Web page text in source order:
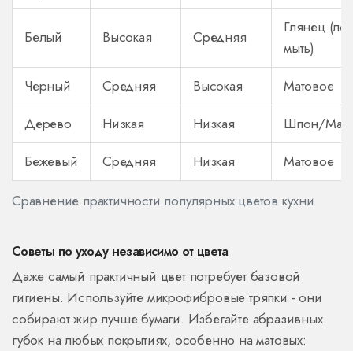
Сравнение практичности популярных цветов кухни
Белый Высокая Средняя
Глянец
мыть)
Черный
Средняя Высокая
Матовое
Дерево
Низкая Низкая
Шпон/
Бежевый
Средняя Низкая Матовое
Советы по уходу независимо от цвета
Даже самый практичный цвет потребует базовой
гигиены. Используйте микрофибровые тряпки - они
собирают жир лучше бумаги. Избегайте абразивных
губок на любых покрытиях, особенно на матовых: